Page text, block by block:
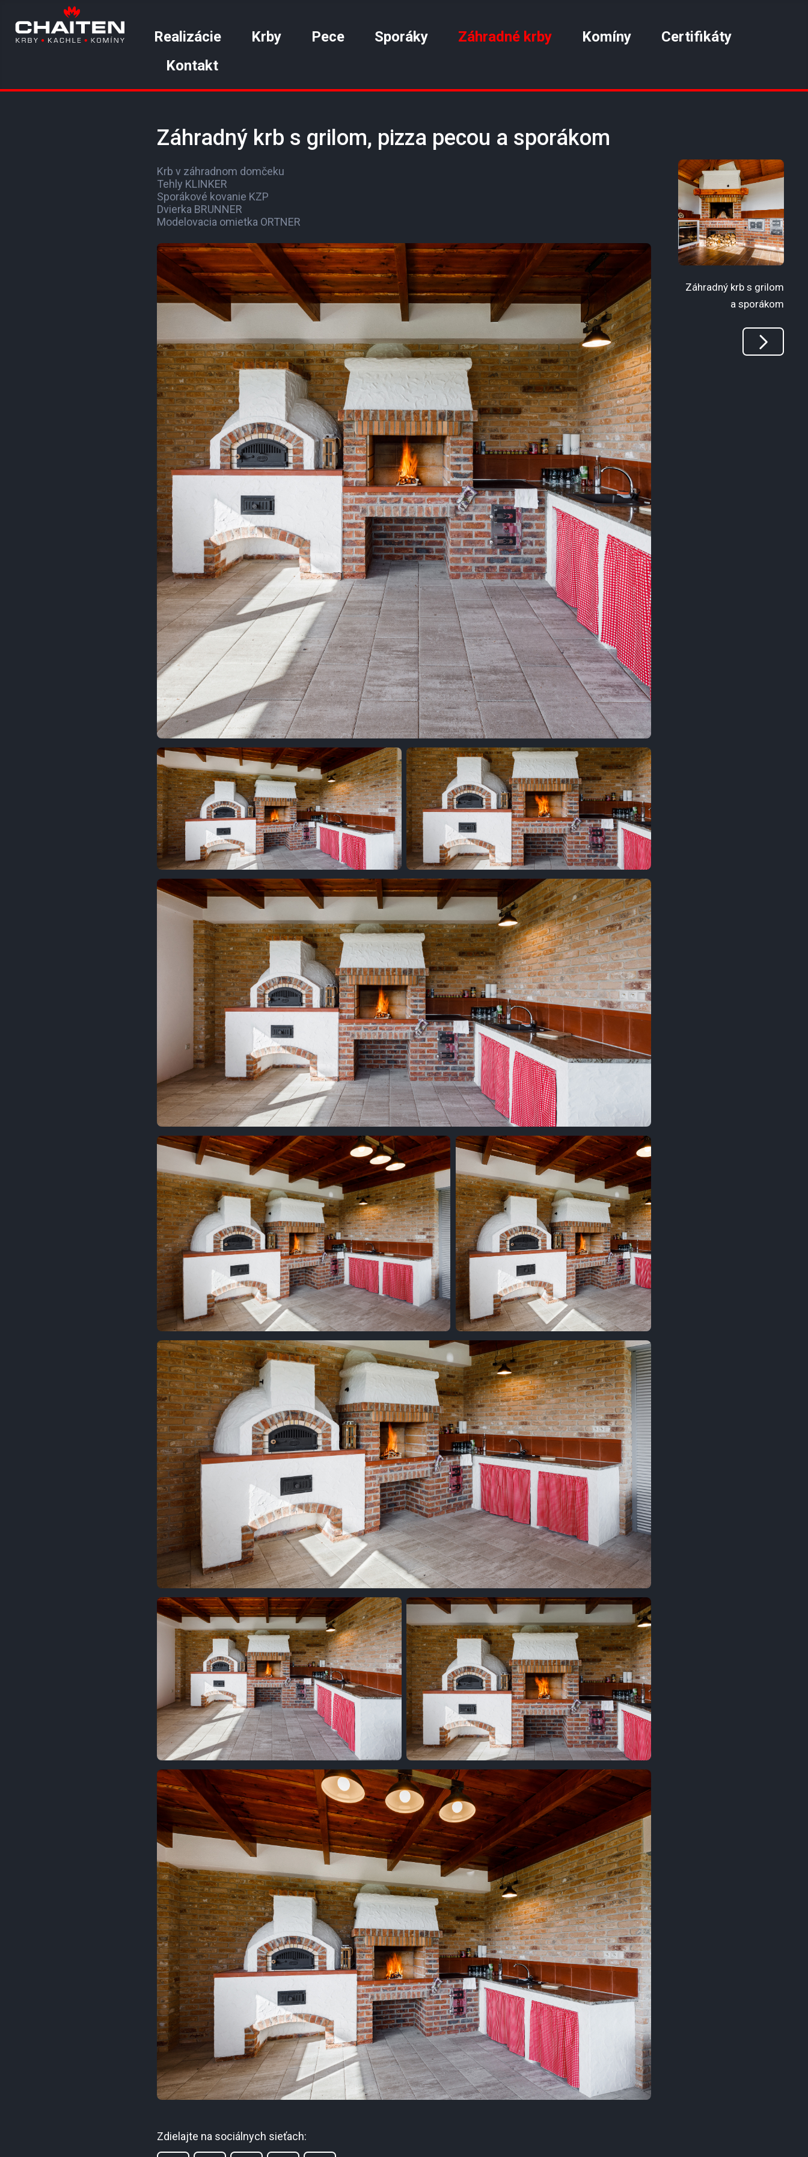
Realizácie Krby Pece Sporáky Záhradné krby Komíny
Certifikáty
Kontakt
Záhradný krb s grilom, pizza pecou a sporákom
Krb v záhradnom domčeku
Tehly KLINKER
Sporákové kovanie KZP
Dvierka BRUNNER
Modelovacia omietka ORTNER
Zdielajte na sociálnych sieťach:
Záhradný krb s grilom
a sporákom